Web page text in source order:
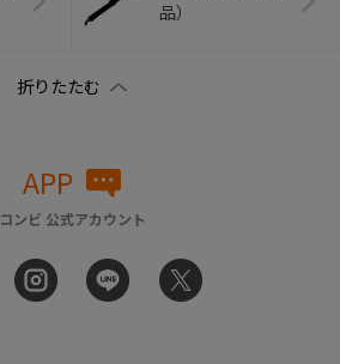
品）
APP
コンビ 公式アカウント